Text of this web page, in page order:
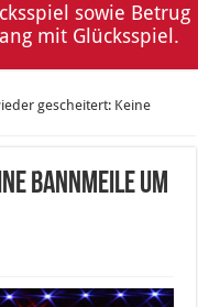
sowie Betrug
mit Glücksspiel.
gescheitert: Keine
Bannmeile um